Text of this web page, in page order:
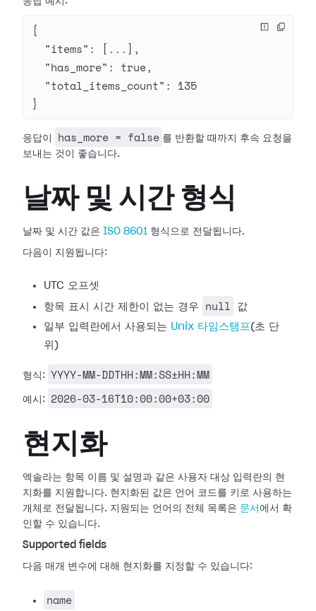
{
  "items"
: [ ... ],
  "has_more"
: true,
  "total_items_count"
: 135
}
응답이 has_more = false 를 반환할 때까지 후속 요청을
보내는 것이 좋습니다.
날짜 및 시간 형식
날짜 및 시간 값은 ISO 8601 형식으로 전달됩니다.
다음이 지원됩니다:
UTC 오프셋
항목 표시 시간 제한이 없는 경우
null
값
일부 입력란에서 사용되는 Unix 타임스탬프(초 단
위)
형식: YYYY-MM-DDTHH:MM:SS±HH:MM
예시: 2026-03-16T10:00:00+03:00
현지화
엑솔라는 항목 이름 및 설명과 같은 사용자 대상 입력란의 현
지화를 지원합니다. 현지화된 값은 언어 코드를 키로 사용하는
개체로 전달됩니다. 지원되는 언어의 전체 목록은 문서 에서 확
인할 수 있습니다.
Supported fields
다음 매개 변수에 대해 현지화를 지정할 수 있습니다:
name